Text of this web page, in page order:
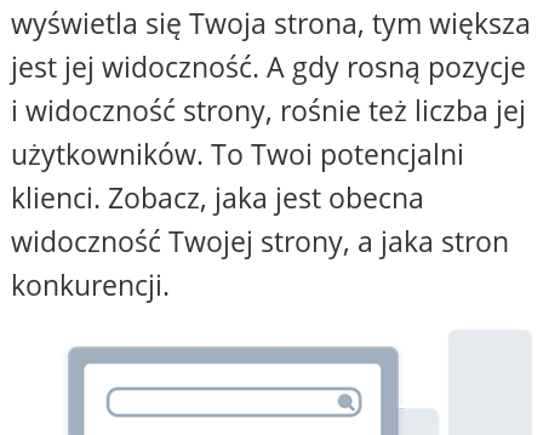
wyświetla się Twoja strona, tym większa
jest jej widoczność. A gdy rosną pozycje
i widoczność strony, rośnie też liczba jej
użytkowników. To Twoi potencjalni
klienci. Zobacz, jaka jest obecna
widoczność Twojej strony, a jaka stron
konkurencji.